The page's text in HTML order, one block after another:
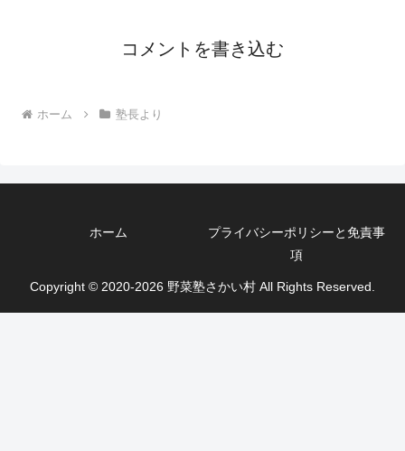
コメントを書き込む
ホーム 塾長より
ホーム
プライバシーポリシーと免責事
項
Copyright © 2020-2026 野菜塾さかい村 All Rights Reserved.